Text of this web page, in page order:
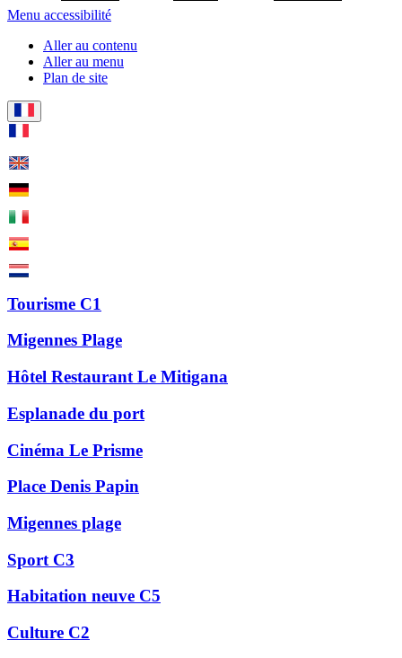
Menu accessibilité
Aller au contenu
Aller au menu
Plan de site
Tourisme C1
Migennes Plage
Hôtel Restaurant Le Mitigana
Esplanade du port
Cinéma Le Prisme
Place Denis Papin
Migennes plage
Sport C3
Habitation neuve C5
Culture C2